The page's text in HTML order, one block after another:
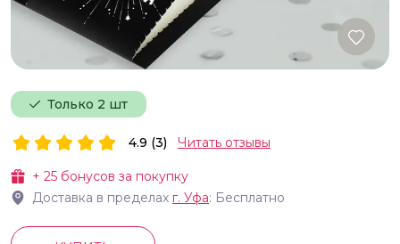
Только 2 шт
+ 25 бонусов за покупку
Доставка в пределах г. Уфа: Бесплатно
4.9 (3) Читать отзывы